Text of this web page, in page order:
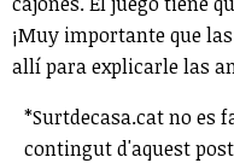
¡Muy importante que
allí para explicarle las
*Surtdecasa.cat no es
contingut d'aquest